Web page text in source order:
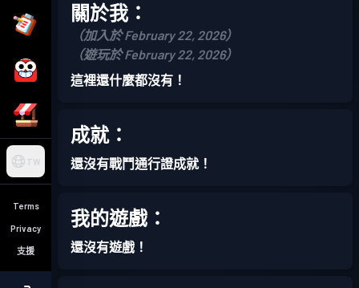
TW
Terms
Privacy
支援
關於我：
（加入於 February 22, 2026）
（遊玩於 February 22, 2026）
這裡還什麼都沒有！
成就：
還沒有戰鬥通行證成就！
我的遊戲：
還沒有遊戲！